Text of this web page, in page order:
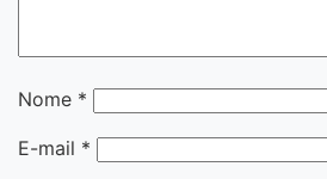
Nome *
E-mail *